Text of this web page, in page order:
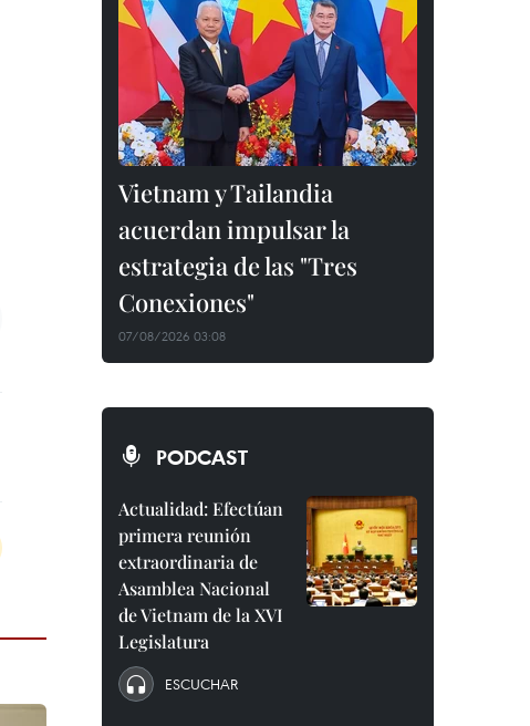
Vietnam y Tailandia
acuerdan impulsar la
estrategia de las "Tres
Conexiones"
07/08/2026 03:08
PODCAST
Actualidad: Efectúan
primera reunión
extraordinaria de
Asamblea Nacional
de Vietnam de la XVI
Legislatura
ESCUCHAR